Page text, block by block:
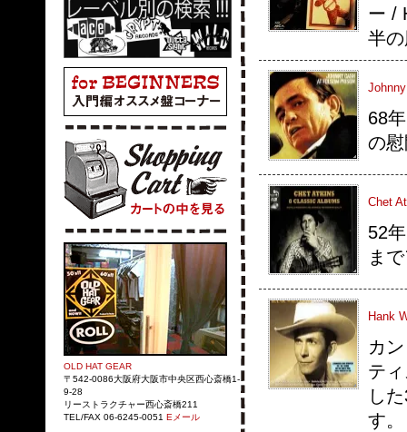
OLD HAT GEAR
〒542-0086大阪府大阪市中央区西心斎橋1-
9-28
リーストラクチャー西心斎橋211
TEL/FAX 06-6245-0051 Eメール
ー /
半
68
の
Chet
52
ま
Hank
カ
テ
し
す。